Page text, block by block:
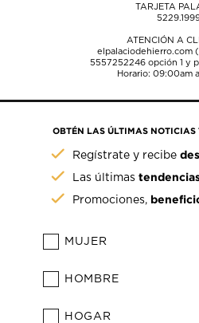
TARJETA
ATENCIÓN A
elpalaciodehierro.com
5557252246opción 1 y
Horario: 09:00am
OBTÉN LAS ÚLTIMAS
Regístrate y recibe
Las últimas
Promociones,
MUJER
HOMBRE
HOGAR